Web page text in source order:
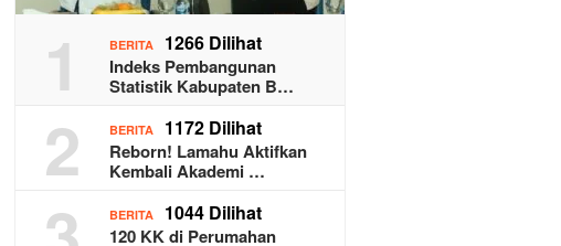
1 BERITA 1266 Dilihat
Indeks Pembangunan
Statistik Kabupaten B…
2 BERITA 1172 Dilihat
Reborn! Lamahu Aktifkan
Kembali Akademi …
BERITA 1044 Dilihat
120 KK di Perumahan